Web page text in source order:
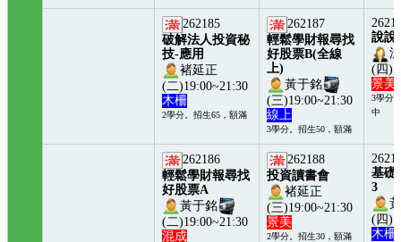
262185
破解法人投資秘
技-應用
褚延正
(二)19:00~21:30
木柵
2學分。招生65，額滿
262187
輕鬆學財報尋找
好股票B(全線
上)
黃于銘
(三)19:00~21:30
線上
3學分。招生50，額滿
說說
(四
景美
3學分
中
262186
輕鬆學財報尋找
好股票A
黃于銘
(二)19:00~21:30
混成
262188
投資讀書會
褚延正
(三)19:00~21:30
景美
2學分。招生30，額滿
基礎
3
(四
木柵